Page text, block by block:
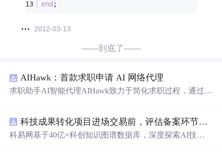
end ;
2012-03-13
——到底了——
AIHawk：首款求职申请 AI 网络代理
求职助手AI智能代理AIHawk致力于简化求职过程，通过自
科技成果转化项目进场交易前，评估备案环节需要准备哪些材料？.docx
科易网基于40亿+科创知识图谱数据库，深度探索AI技术